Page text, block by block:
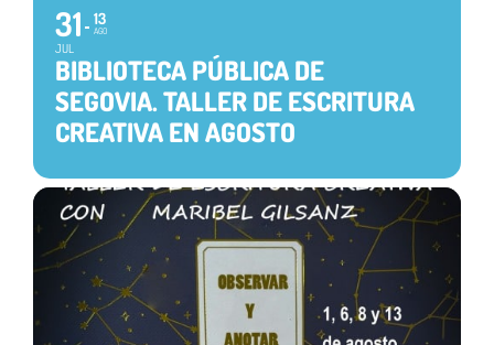
31
JUL
13
AGO
BIBLIOTECA PÚBLICA DE
SEGOVIA. TALLER DE ESCRITURA
CREATIVA EN AGOSTO